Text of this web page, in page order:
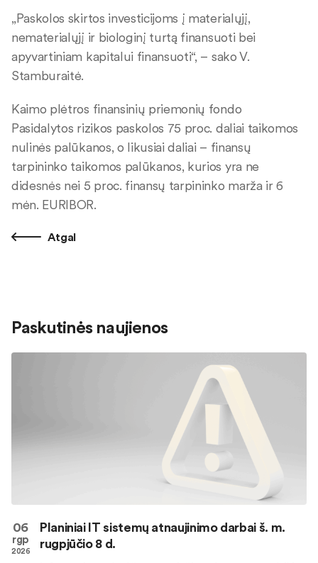
„Paskolos skirtos investicijoms į materialųjį,
nematerialųjį ir biologinį turtą finansuoti bei
apyvartiniam kapitalui finansuoti“, – sako V.
Stamburaitė.
Kaimo plėtros finansinių priemonių fondo
Pasidalytos rizikos paskolos 75 proc. daliai taikomos
nulinės palūkanos, o likusiai daliai – finansų
tarpininko taikomos palūkanos, kurios yra ne
didesnės nei 5 proc. finansų tarpininko marža ir 6
mėn. EURIBOR.
Atgal
Paskutinės naujienos
06
rgp
2026
Planiniai IT sistemų atnaujinimo darbai š. m.
rugpjūčio 8 d.